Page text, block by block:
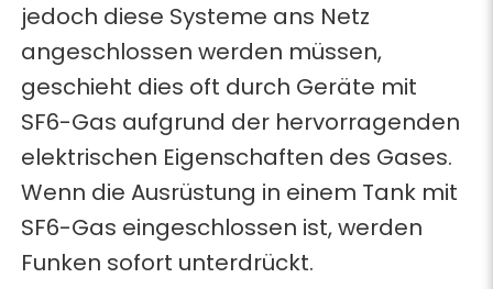
jedoch diese Systeme ans Netz
angeschlossen werden müssen,
geschieht dies oft durch Geräte mit
SF6-Gas aufgrund der hervorragenden
elektrischen Eigenschaften des Gases.
Wenn die Ausrüstung in einem Tank mit
SF6-Gas eingeschlossen ist, werden
Funken sofort unterdrückt.